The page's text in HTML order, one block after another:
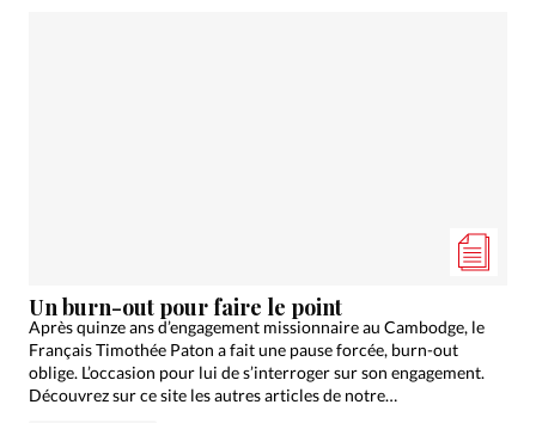
Un burn-out pour faire le point
Après quinze ans d’engagement missionnaire au Cambodge, le
Français Timothée Paton a fait une pause forcée, burn-out
oblige. L’occasion pour lui de s’interroger sur son engagement.
Découvrez sur ce site les autres articles de notre…